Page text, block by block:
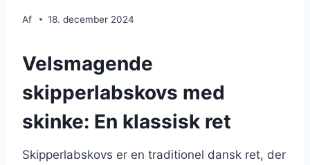
Af 18. december 2024
Velsmagende
skipperlabskovs med
skinke: En klassisk ret
Skipperlabskovs er en traditionel dansk ret, der